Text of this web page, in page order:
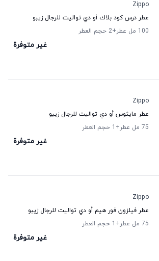
Zippo
عطر درس كود بلاك أو دي تواليت للرجال زيبو
100 مل عطر
+2 حجم العطر
غير متوفرة
Zippo
عطر مايثوس أو دي تواليت للرجال زيبو
75 مل عطر
+1 حجم العطر
غير متوفرة
Zippo
عطر فيلزون فور هيم أو دي تواليت للرجال زيبو
75 مل عطر
+1 حجم العطر
غير متوفرة